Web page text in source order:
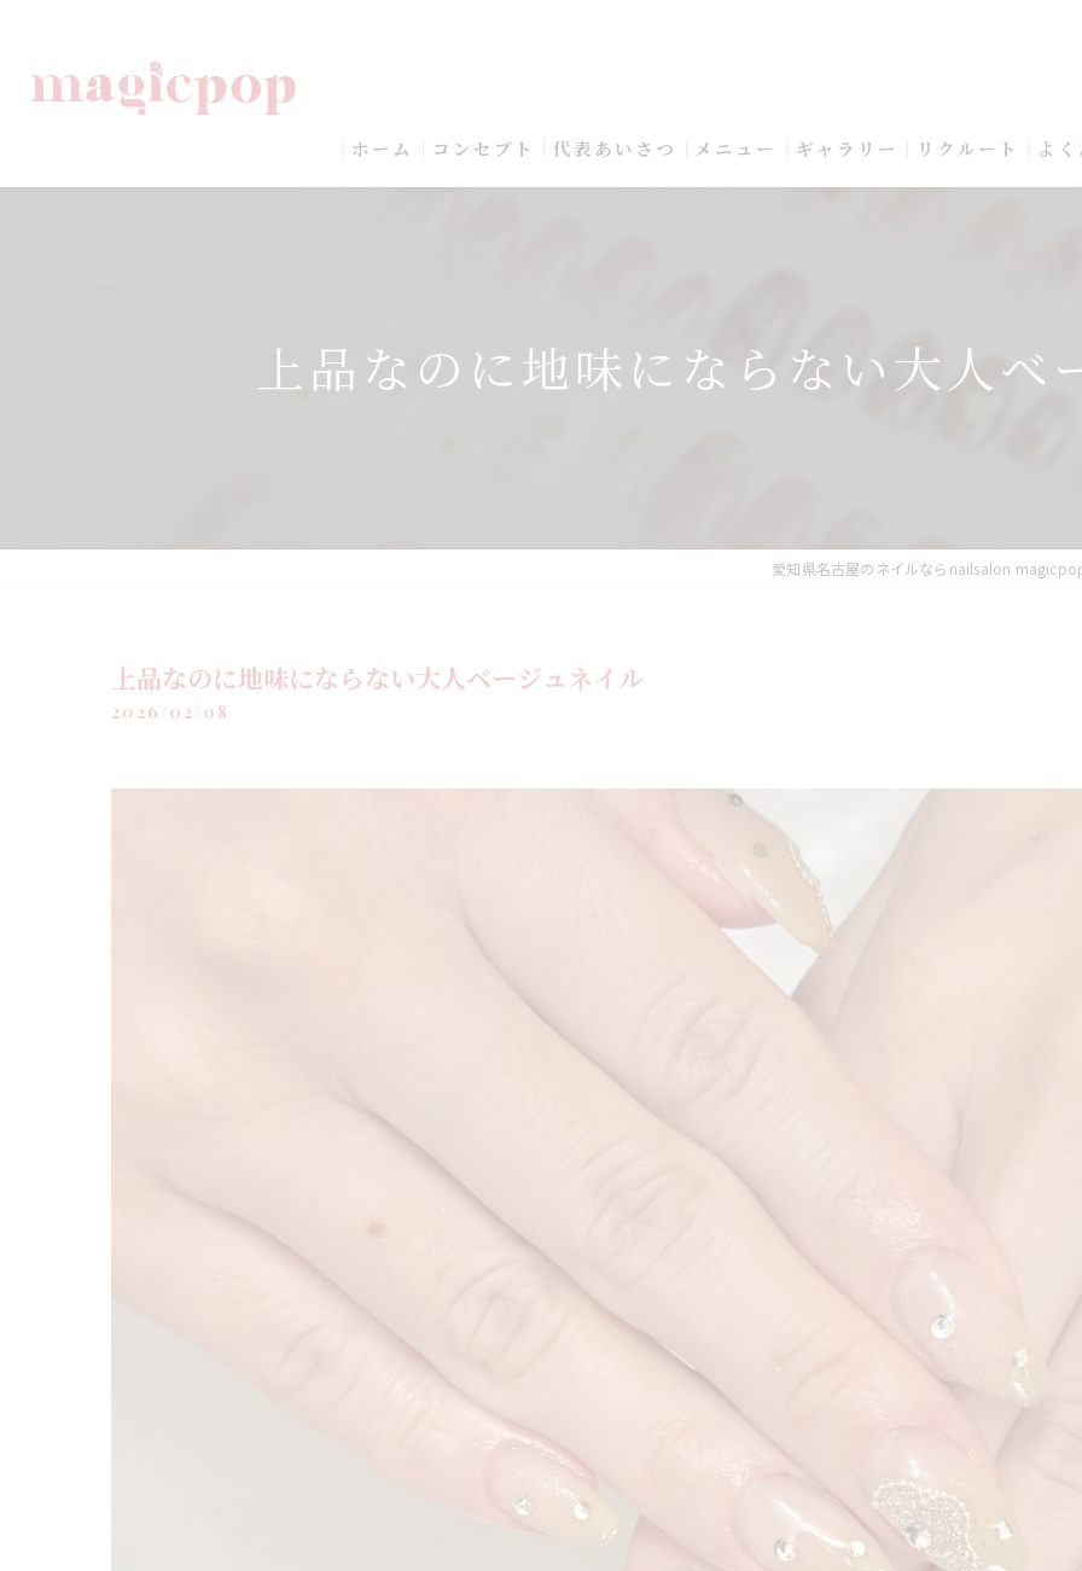
ホーム コンセプト 代表あいさつ メニュー ギャラリー リクルート よ
上品なのに地味にならない大人ベ
愛知県名古屋のネイルならnailsalon
上品なのに地味にならない大人ベージュネイル
2026/02/08